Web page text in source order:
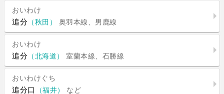
おいわけ
追分 （秋田） 奥羽本線、男鹿線
おいわけ
追分 （北海道） 室蘭本線、石勝線
おいわけぐち
追分口 （福井） など